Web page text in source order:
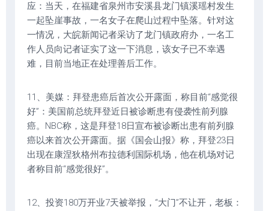
应：当天，在福建省泉州市安溪县龙门镇溪瑶村发生
一起坠崖事故，一名女子在爬山过程中坠落。针对这
一情况，大皖新闻记者采访了龙门镇政府办，一名工
作人员向记者证实了这一下消息，该女子已不幸遇
难，目前当地正在处理善后工作。
11、美媒：拜登患癌后首次公开露面，称目前“感觉很
好”：美国前总统拜登近日被诊断患有侵袭性前列腺
癌。NBC称，这是拜登18日宣布被诊断出患有前列腺
癌以来首次公开露面。据《国会山报》称，拜登23日
出现在康涅狄格州布拉德利国际机场，他在机场对记
者称目前“感觉很好”。
12、投资180万开业7天被举报，“大门”不让开，老板：